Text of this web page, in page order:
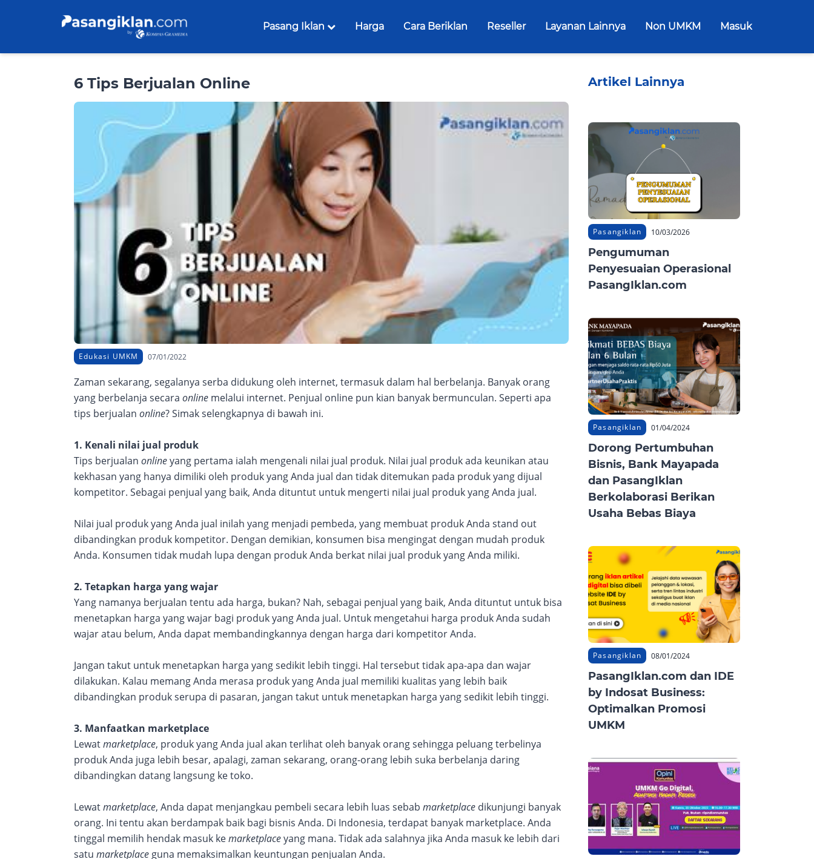
Pasang Iklan Harga Cara Beriklan Reseller Layanan Lainnya Non UMKM Masuk
6 Tips Berjualan Online
Edukasi UMKM 07/01/2022
Zaman sekarang, segalanya serba didukung oleh internet, termasuk dalam hal berbelanja. Banyak orang
yang berbelanja secara online melalui internet. Penjual online pun kian banyak bermunculan. Seperti apa
tips berjualan online? Simak selengkapnya di bawah ini.
1. Kenali nilai jual produk
Tips berjualan onlineyang pertama ialah mengenali nilai jual produk. Nilai jual produk ada keunikan atau
kekhasan yang hanya dimiliki oleh produk yang Anda jual dan tidak ditemukan pada produk yang dijual
kompetitor. Sebagai penjual yang baik, Anda dituntut untuk mengerti nilai jual produk yang Anda jual.
Nilai jual produk yang Anda jual inilah yang menjadi pembeda, yang membuat produk Anda stand out
dibandingkan produk kompetitor. Dengan demikian, konsumen bisa mengingat dengan mudah produk
Anda. Konsumen tidak mudah lupa dengan produk Anda berkat nilai jual produk yang Anda miliki.
2. Tetapkan harga yang wajar
Yang namanya berjualan tentu ada harga, bukan? Nah, sebagai penjual yang baik, Anda dituntut untuk bisa
menetapkan harga yang wajar bagi produk yang Anda jual. Untuk mengetahui harga produk Anda sudah
wajar atau belum, Anda dapat membandingkannya dengan harga dari kompetitor Anda.
Jangan takut untuk menetapkan harga yang sedikit lebih tinggi. Hal tersebut tidak apa-apa dan wajar
dilakukan. Kalau memang Anda merasa produk yang Anda jual memiliki kualitas yang lebih baik
dibandingkan produk serupa di pasaran, jangan takut untuk menetapkan harga yang sedikit lebih tinggi.
3. Manfaatkan marketplace
Lewatmarketplace, produk yang Anda jual akan terlihat oleh banyak orang sehingga peluang terbelinya
produk Anda juga lebih besar, apalagi, zaman sekarang, orang-orang lebih suka berbelanja daring
dibandingkan datang langsung ke toko.
Lewatmarketplace, Anda dapat menjangkau pembeli secara lebih luas sebab marketplace dikunjungi banyak
orang. Ini tentu akan berdampak baik bagi bisnis Anda. Di Indonesia, terdapat banyak marketplace. Anda
tinggal memilih hendak masuk kemarketplaceyang mana. Tidak ada salahnya jika Anda masuk ke lebih dari
satu marketplace guna memaksimalkan keuntungan penjualan Anda.
Artikel Lainnya
Pasangiklan 10/03/2026
Pengumuman
Penyesuaian Operasional
PasangIklan.com
Pasangiklan 01/04/2024
Dorong Pertumbuhan
Bisnis, Bank Mayapada
dan PasangIklan
Berkolaborasi Berikan
Usaha Bebas Biaya
Pasangiklan 08/01/2024
PasangIklan.com dan IDE
by Indosat Business:
Optimalkan Promosi
UMKM